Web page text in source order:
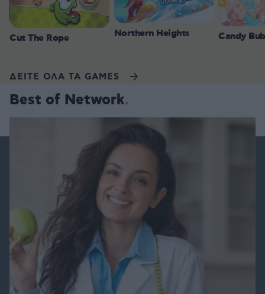
Cut The Rope Northern Heights Candy
ΔΕΙΤΕ ΟΛΑ ΤΑ GAMES
Best of Network